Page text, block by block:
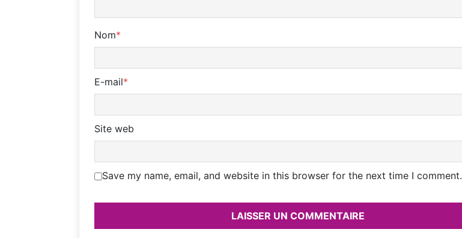
Nom*
E-mail*
Site web
Save my name, email, and website in this browser for the next time I comment.